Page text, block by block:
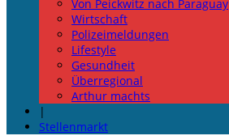
Von Peickwitz nach Paraguay
Wirtschaft
Polizeimeldungen
Lifestyle
Gesundheit
Überregional
Arthur machts
|
Stellenmarkt